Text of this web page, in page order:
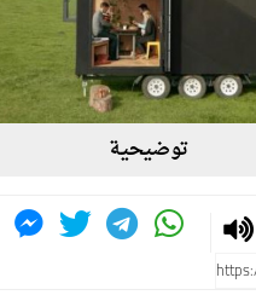
توضيحية